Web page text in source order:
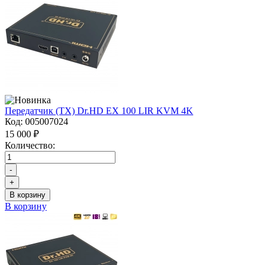
Передатчик (TX) Dr.HD EX 100 LIR KVM 4K
Код: 005007024
15 000 ₽
Количество:
-
+
В корзину
В корзину